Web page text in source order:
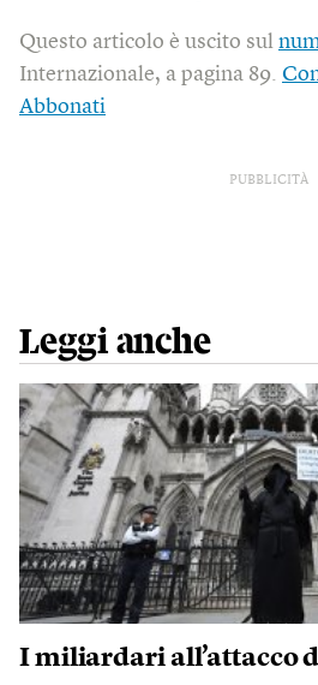
Questo articolo è uscito sul
Internazionale, a pagina 89.
Abbonati
PUBBLICITÀ
Leggi anche
I miliardari all’attacco